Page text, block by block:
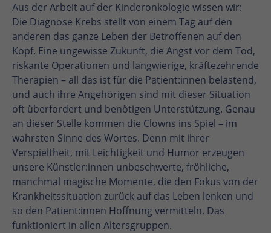
Aus der Arbeit auf der Kinderonkologie wissen wir:
Die Diagnose Krebs stellt von einem Tag auf den
anderen das ganze Leben der Betroffenen auf den
Kopf. Eine ungewisse Zukunft, die Angst vor dem Tod,
riskante Operationen und langwierige, kräftezehrende
Therapien – all das ist für die Patient:innen belastend,
und auch ihre Angehörigen sind mit dieser Situation
oft überfordert und benötigen Unterstützung. Genau
an dieser Stelle kommen die Clowns ins Spiel – im
wahrsten Sinne des Wortes. Denn mit ihrer
Verspieltheit, mit Leichtigkeit und Humor erzeugen
unsere Künstler:innen unbeschwerte, fröhliche,
manchmal magische Momente, die den Fokus von der
Krankheitssituation zurück auf das Leben lenken und
so den Patient:innen Hoffnung vermitteln. Das
funktioniert in allen Altersgruppen.